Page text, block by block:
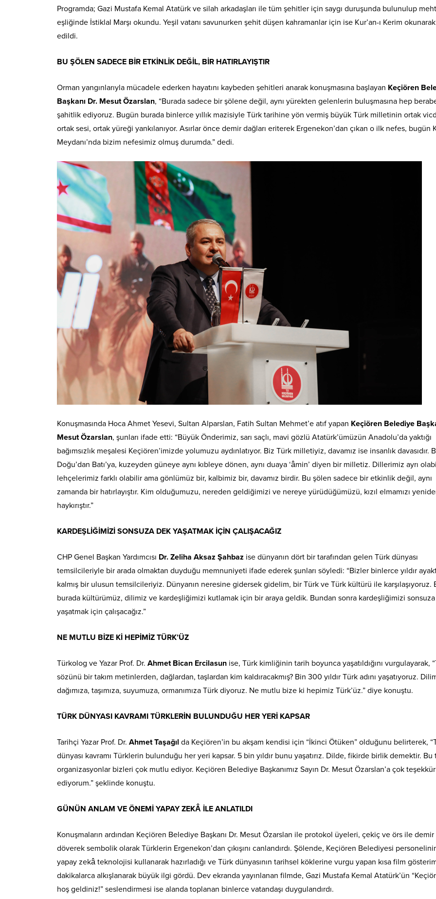
Programda; Gazi Mustafa Kemal Atatürk ve silah arkadaşları ile tüm şehitler için saygı duruşunda bulunulup
eşliğinde İstiklal Marşı okundu. Yeşil vatanı savunurken şehit düşen kahramanlar için ise Kur’an-ı Kerim
edildi.
BU ŞÖLEN SADECE BİR ETKİNLİK DEĞİL, BİR HATIRLAYIŞTIR
Orman yangınlarıyla mücadele ederken hayatını kaybeden şehitleri anarak konuşmasına başlayan Keçiören
Başkanı Dr. Mesut Özarslan, “Burada sadece bir şölene değil, aynı yürekten gelenlerin buluşmasına hep
şahitlik ediyoruz. Bugün burada binlerce yıllık mazisiyle Türk tarihine yön vermiş büyük Türk milletinin ortak
ortak sesi, ortak yüreği yankılanıyor. Asırlar önce demir dağları eriterek Ergenekon’dan çıkan o ilk nefes, bugün
Meydanı’nda bizim nefesimiz olmuş durumda.” dedi.
Konuşmasında Hoca Ahmet Yesevi, Sultan Alparslan, Fatih Sultan Mehmet’e atıf yapan Keçiören Belediye
Mesut Özarslan, şunları ifade etti: “Büyük Önderimiz, sarı saçlı, mavi gözlü Atatürk’ümüzün Anadolu’da yaktığı
bağımsızlık meşalesi Keçiören’imizde yolumuzu aydınlatıyor. Biz Türk milletiyiz, davamız ise insanlık davasıdır.
Doğu’dan Batı’ya, kuzeyden güneye aynı kıbleye dönen, aynı duaya ‘âmin’ diyen bir milletiz. Dillerimiz ayrı
lehçelerimiz farklı olabilir ama gönlümüz bir, kalbimiz bir, davamız birdir. Bu şölen sadece bir etkinlik değil, aynı
zamanda bir hatırlayıştır. Kim olduğumuzu, nereden geldiğimizi ve nereye yürüdüğümüzü, kızıl elmamızı
haykırıştır.”
KARDEŞLİĞİMİZİ SONSUZA DEK YAŞATMAK İÇİN ÇALIŞACAĞIZ
CHP Genel Başkan Yardımcısı Dr. Zeliha Aksaz Şahbaz ise dünyanın dört bir tarafından gelen Türk dünyası
temsilcileriyle bir arada olmaktan duyduğu memnuniyeti ifade ederek şunları söyledi: “Bizler binlerce yıldır
kalmış bir ulusun temsilcileriyiz. Dünyanın neresine gidersek gidelim, bir Türk ve Türk kültürü ile karşılaşıyoruz.
burada kültürümüz, dilimiz ve kardeşliğimizi kutlamak için bir araya geldik. Bundan sonra kardeşliğimizi
yaşatmak için çalışacağız.”
NE MUTLU BİZE Kİ HEPİMİZ TÜRK’ÜZ
Türkolog ve Yazar Prof. Dr. Ahmet Bican Ercilasun ise, Türk kimliğinin tarih boyunca yaşatıldığını vurgulayarak,
sözünü bir takım metinlerden, dağlardan, taşlardan kim kaldıracakmış? Bin 300 yıldır Türk adını yaşatıyoruz.
dağımıza, taşımıza, suyumuza, ormanımıza Türk diyoruz. Ne mutlu bize ki hepimiz Türk’üz.” diye konuştu.
TÜRK DÜNYASI KAVRAMI TÜRKLERİN BULUNDUĞU HER YERİ KAPSAR
Tarihçi Yazar Prof. Dr. Ahmet Taşağıl da Keçiören’in bu akşam kendisi için “İkinci Ötüken” olduğunu belirterek,
dünyası kavramı Türklerin bulunduğu her yeri kapsar. 5 bin yıldır bunu yaşatırız. Dilde, fikirde birlik demektir. Bu
organizasyonlar bizleri çok mutlu ediyor. Keçiören Belediye Başkanımız Sayın Dr. Mesut Özarslan’a çok teşekkür
ediyorum.” şeklinde konuştu.
GÜNÜN ANLAM VE ÖNEMİ YAPAY ZEKÂ İLE ANLATILDI
Konuşmaların ardından Keçiören Belediye Başkanı Dr. Mesut Özarslan ile protokol üyeleri, çekiç ve örs ile demir
döverek sembolik olarak Türklerin Ergenekon’dan çıkışını canlandırdı. Şölende, Keçiören Belediyesi
yapay zekâ teknolojisi kullanarak hazırladığı ve Türk dünyasının tarihsel köklerine vurgu yapan kısa film
dakikalarca alkışlanarak büyük ilgi gördü. Dev ekranda yayınlanan filmde, Gazi Mustafa Kemal Atatürk’ün
hoş geldiniz!” seslendirmesi ise alanda toplanan binlerce vatandaşı duygulandırdı.